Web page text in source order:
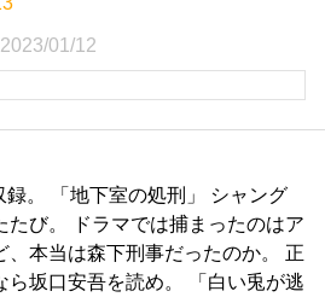
2023/01/12
録。 「地下室の処刑」 シャング
たび。 ドラマでは捕まったのはア
、本当は森下刑事だったのか。 正
ら坂口安吾を読め。 「白い兎が逃